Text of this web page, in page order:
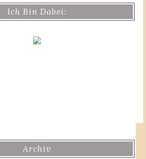
Ich Bin Dabei:
Archiv